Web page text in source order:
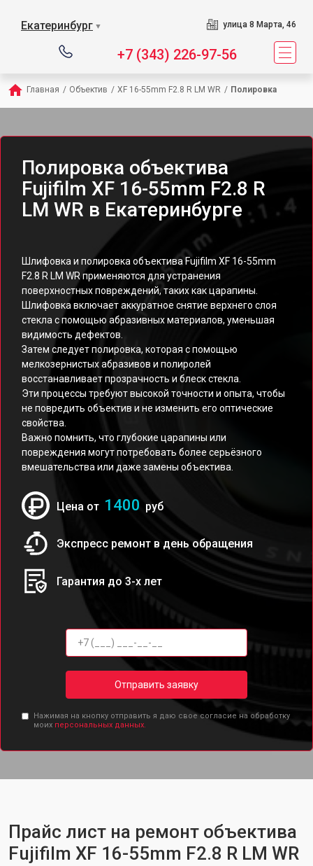
Екатеринбург ▼ улица 8 Марта, 46
+7 (343) 226-97-56
Главная / Объектив / XF 16-55mm F2.8 R LM WR / Полировка
Полировка объектива
Fujifilm XF 16-55mm F2.8 R
LM WR в Екатеринбурге
Шлифовка и полировка объектива Fujifilm XF 16-55mm
F2.8 R LM WR применяются для устранения
поверхностных повреждений, таких как царапины.
Шлифовка включает аккуратное снятие верхнего слоя
стекла с помощью абразивных материалов, уменьшая
видимость дефектов.
Затем следует полировка, которая с помощью
мелкозернистых абразивов и полиролей
восстанавливает прозрачность и блеск стекла.
Эти процессы требуют высокой точности и опыта, чтобы
не повредить объектив и не изменить его оптические
свойства.
Важно помнить, что глубокие царапины или
повреждения могут потребовать более серьёзного
вмешательства или даже замены объектива.
Цена от 1400 руб
Экспресс ремонт в день обращения
Гарантия до 3-х лет
Отправить заявку
Нажимая на кнопку отправить я даю свое согласие на обработку
моих персональных данных.
Прайс лист на ремонт объектива
Fujifilm XF 16-55mm F2.8 R LM WR